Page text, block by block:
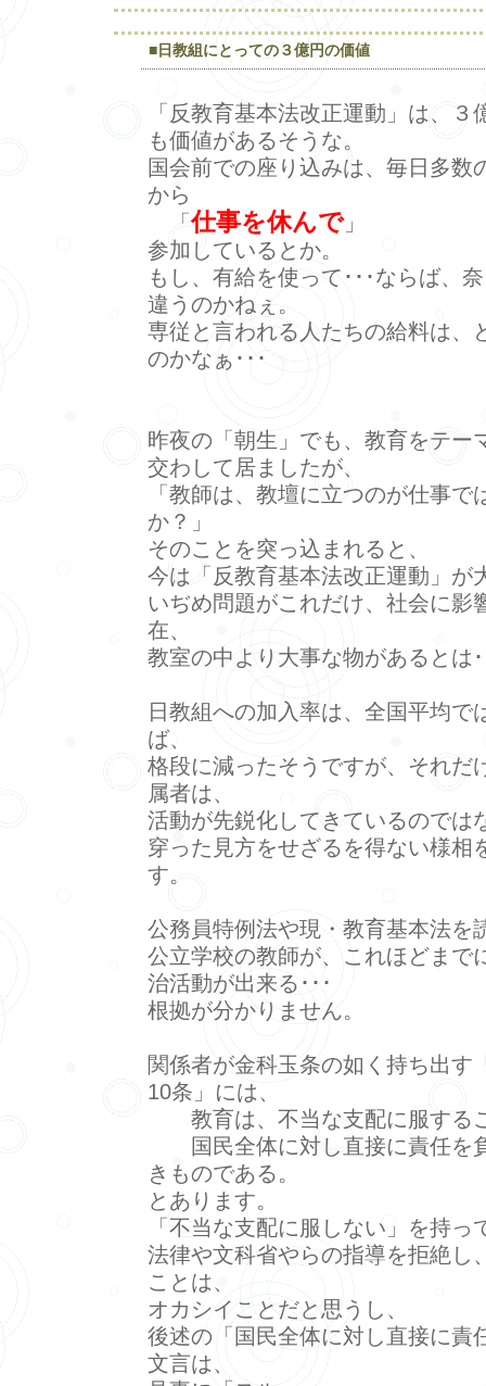
■日教組にとっての３億円の価値
「反教育基本法改正運動」は、３
も価値があるそうな。
国会前での座り込みは、毎日多数
から
「仕事を休んで」
参加しているとか。
もし、有給を使って･･･ならば、
違うのかねぇ。
専従と言われる人たちの給料は、
のかなぁ･･･
昨夜の「朝生」でも、教育をテー
交わして居ましたが、
「教師は、教壇に立つのが仕事で
か？」
そのことを突っ込まれると、
今は「反教育基本法改正運動」が
いぢめ問題がこれだけ、社会に影
在、
教室の中より大事な物があるとは
日教組への加入率は、全国平均で
ば、
格段に減ったそうですが、それだ
属者は、
活動が先鋭化してきているのでは
穿った見方をせざるを得ない様相
す。
公務員特例法や現・教育基本法を
公立学校の教師が、これほどまで
治活動が出来る･･･
根拠が分かりません。
関係者が金科玉条の如く持ち出す
10条」には、
教育は、不当な支配に服する
国民全体に対し直接に責任を
きものである。
とあります。
「不当な支配に服しない」を持っ
法律や文科省やらの指導を拒絶し
ことは、
オカシイことだと思うし、
後述の「国民全体に対し直接に責
文言は、